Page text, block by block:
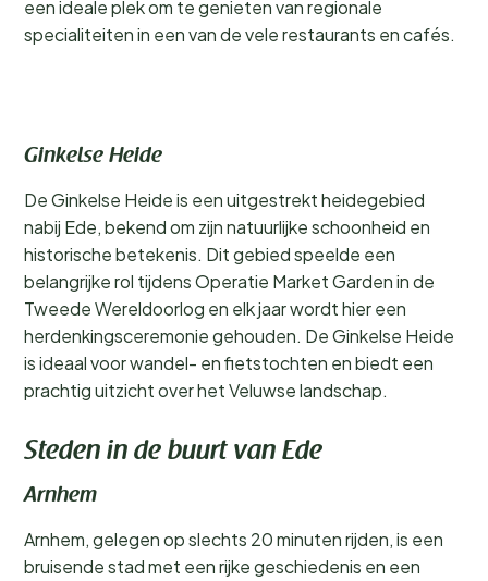
een ideale plek om te genieten van regionale
specialiteiten in een van de vele restaurants en cafés.
Ginkelse Heide
De Ginkelse Heide is een uitgestrekt heidegebied
nabij Ede, bekend om zijn natuurlijke schoonheid en
historische betekenis. Dit gebied speelde een
belangrijke rol tijdens Operatie Market Garden in de
Tweede Wereldoorlog en elk jaar wordt hier een
herdenkingsceremonie gehouden. De Ginkelse Heide
is ideaal voor wandel- en fietstochten en biedt een
prachtig uitzicht over het Veluwse landschap.
Steden in de buurt van Ede
Arnhem
Arnhem, gelegen op slechts 20 minuten rijden, is een
bruisende stad met een rijke geschiedenis en een